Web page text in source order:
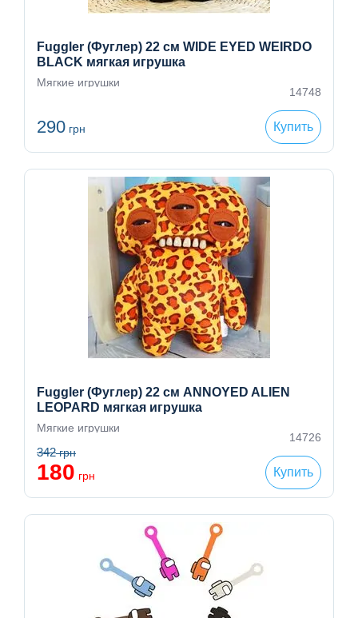
Fuggler (Фуглер) 22 см WIDE EYED WEIRDO
BLACK мягкая игрушка
Мягкие игрушки
14748
290 грн Купить
Fuggler (Фуглер) 22 см ANNOYED ALIEN
LEOPARD мягкая игрушка
Мягкие игрушки
14726
342грн
180 грн Купить